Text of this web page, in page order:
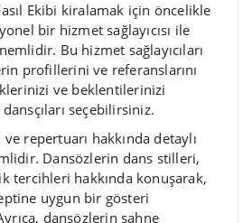
Ekibi kiralamak için öncelikle
bir hizmet sağlayıcısı ile
Bu hizmet sağlayıcıları
profillerini ve referanslarını
ve beklentilerinizi
seçebilirsiniz.
repertuarı hakkında detaylı
Dansözlerin dans stilleri,
tercihleri hakkında konuşarak,
uygun bir gösteri
dansözlerin sahne